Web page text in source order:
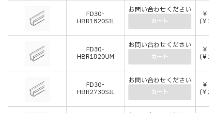
FD30-
HBR1820SIL
お問い合わせください
カート
￥
(￥
FD30-
HBR1820UM
お問い合わせください
カート
￥
(￥
FD30-
HBR2730SIL
お問い合わせください
カート
￥
(￥